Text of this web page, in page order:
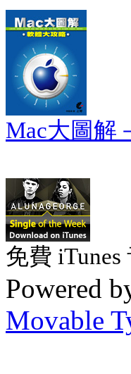
Mac大圖解
免費 iTunes
Powered
Movable